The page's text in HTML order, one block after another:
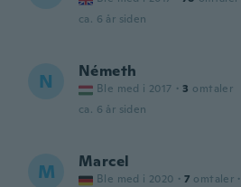
ca. 6 år siden
N Németh
Ble med i 2017 · 3 omtaler
ca. 6 år siden
M Marcel
Ble med i 2020 · 7 omtaler ·